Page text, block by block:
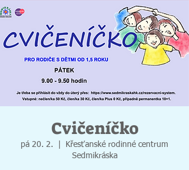
Cvičeníčko
pá 20. 2.
Křesťanské rodinné centrum
Sedmikráska